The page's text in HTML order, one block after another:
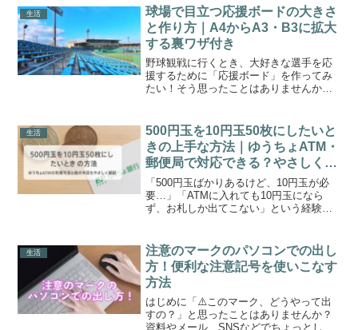
いいのだろう？」と、悩む方も多いので
はないでしょうか。そんなと...
生活
球場で目立つ応援ボードの大きさ
と作り方｜A4からA3・B3に拡大
する裏ワザ付き
野球観戦に行くとき、大好きな選手を応
援するために「応援ボード」を作ってみ
たい！そう思ったことはありませんか？
の？」と、初めてだと不安になることも
ありますよね。この記事で...
生活
500円玉を10円玉50枚にしたいと
きの上手な方法｜ゆうちょATM・
郵便局で対応できる？やさしく解
説
「500円玉ばかりあるけど、10円玉が必
要…」「ATMに入れても10円玉になら
ず、お札しか出てこない」という経験は
す。特に最近は、銀行や郵便局でも硬貨
の取扱いに手数料が...
生活
注意のマークのパソコンでの出し
方！便利な注意記号を使いこなす
方法
はじめに「⚠️このマーク、どうやって出
すの？」と思ったことはありませんか？
資料やメール、SNSなどでちょっとした